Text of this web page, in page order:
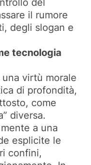
del
il rumore
degli slogan e
tecnologia
virtù morale
di profondità,
come
diversa.
a una
esplicite le
confini,